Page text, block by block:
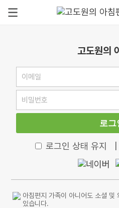
고도원의
로그
로그인 상태 유지
아침편지 가족이 아니어도 소셜 및
있습니다.